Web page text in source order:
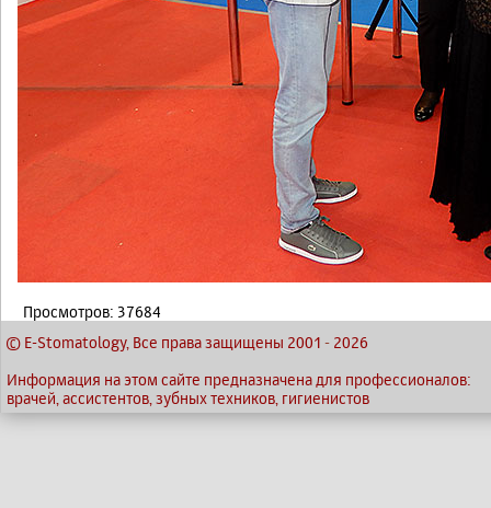
Просмотров: 37684
© E-Stomatology, Все права защищены 2001 - 2026
Информация на этом сайте предназначена для профессионалов:
врачей, ассистентов, зубных техников, гигиенистов